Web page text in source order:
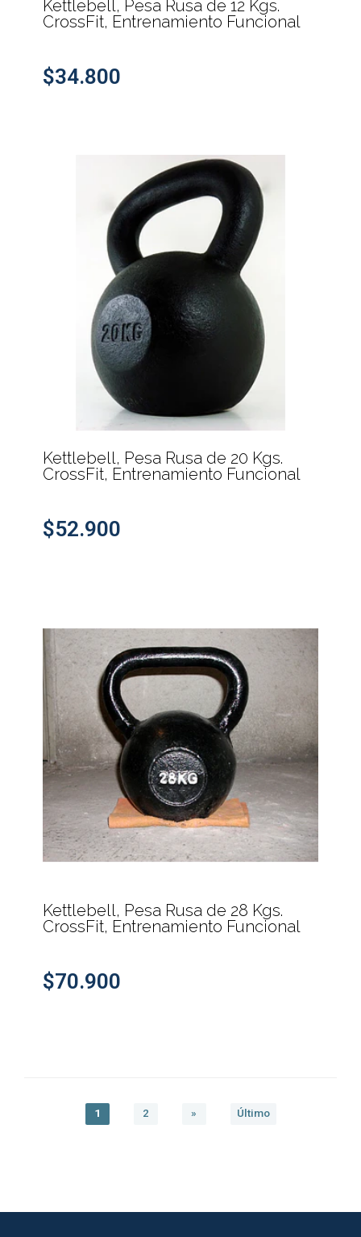
Kettlebell, Pesa Rusa de 12 Kgs.
CrossFit, Entrenamiento Funcional
$34.800
Kettlebell, Pesa Rusa de 20 Kgs.
CrossFit, Entrenamiento Funcional
$52.900
Kettlebell, Pesa Rusa de 28 Kgs.
CrossFit, Entrenamiento Funcional
$70.900
1 2 » Último